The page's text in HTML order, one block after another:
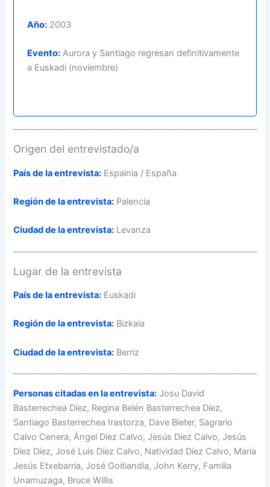
Año: 2003
Evento: Aurora y Santiago regresan definitivamente
a Euskadi (noviembre)
Origen del entrevistado/a
País de la entrevista: Espainia / España
Región de la entrevista: Palencia
Ciudad de la entrevista: Levanza
Lugar de la entrevista
País de la entrevista: Euskadi
Región de la entrevista: Bizkaia
Ciudad de la entrevista: Berriz
Personas citadas en la entrevista: Josu David
Basterrechea Díez, Regina Belén Basterrechea Díez,
Santiago Basterrechea Irastorza, Dave Bieter, Sagrario
Calvo Cenera, Ángel Díez Calvo, Jesús Díez Calvo, Jesús
Díez Díez, José Luis Díez Calvo, Natividad Díez Calvo, María
Jesús Etxebarria, José Goitiandia, John Kerry, Familia
Unamuzaga, Bruce Willis